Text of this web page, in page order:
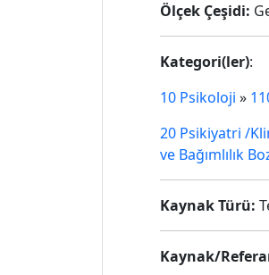
Ölçek Çeşidi:
Kategori(ler):
10 Psikoloji »
20 Psikiyatri /
ve Bağımlılık
Kaynak Türü:
Kaynak/